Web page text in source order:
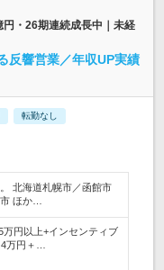
・26期連続成長中｜未経
反響営業／年収UP実績
転勤なし
北海道札幌市／函館市
ほか…
円以上+インセンティブ
万円＋…